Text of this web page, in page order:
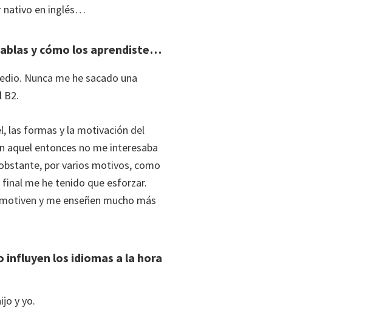
nativo en inglés…
y cómo los aprendiste…
Nunca me he sacado una
B2.
las formas y la motivación del
aquel entonces no me interesaba
por varios motivos, como
me he tenido que esforzar.
y me enseñen mucho más
influyen los idiomas a la hora
y yo.